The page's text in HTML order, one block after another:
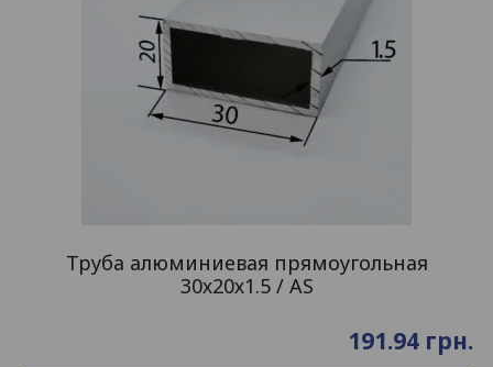
Труба алюминиевая прямоугольная
30х20х1.5 / AS
191.94 грн.